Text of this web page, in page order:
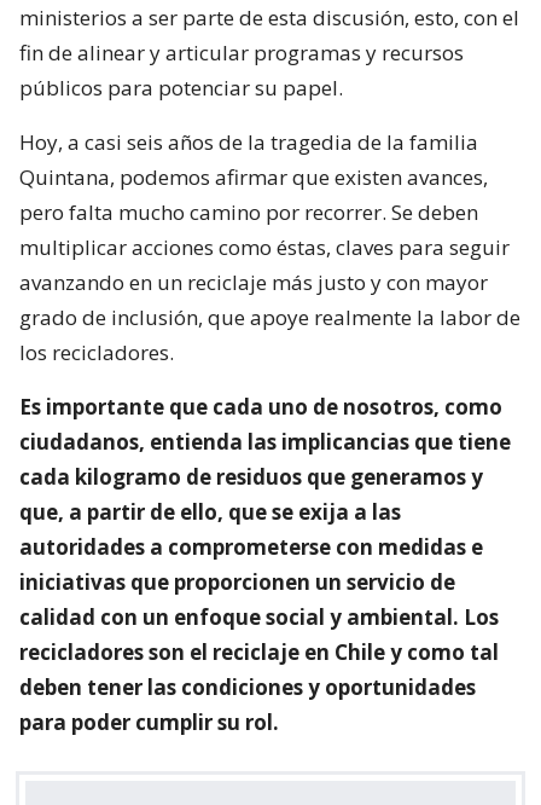
ministerios a ser parte de esta discusión, esto, con el
fin de alinear y articular programas y recursos
públicos para potenciar su papel.
Hoy, a casi seis años de la tragedia de la familia
Quintana, podemos afirmar que existen avances,
pero falta mucho camino por recorrer. Se deben
multiplicar acciones como éstas, claves para seguir
avanzando en un reciclaje más justo y con mayor
grado de inclusión, que apoye realmente la labor de
los recicladores.
Es importante que cada uno de nosotros, como
ciudadanos, entienda las implicancias que tiene
cada kilogramo de residuos que generamos y
que, a partir de ello, que se exija a las
autoridades a comprometerse con medidas e
iniciativas que proporcionen un servicio de
calidad con un enfoque social y ambiental. Los
recicladores son el reciclaje en Chile y como tal
deben tener las condiciones y oportunidades
para poder cumplir su rol.